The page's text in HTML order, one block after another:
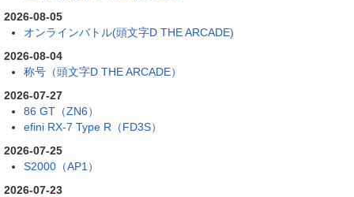
2026-08-05
オンラインバトル(頭文字D THE ARCADE)
2026-08-04
称号（頭文字D THE ARCADE）
2026-07-27
86 GT（ZN6）
efini RX-7 Type R（FD3S）
2026-07-25
S2000（AP1）
2026-07-23